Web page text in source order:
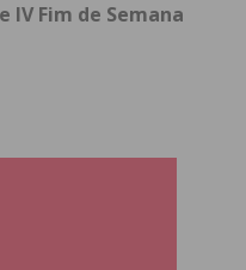
IV Fim de Semana